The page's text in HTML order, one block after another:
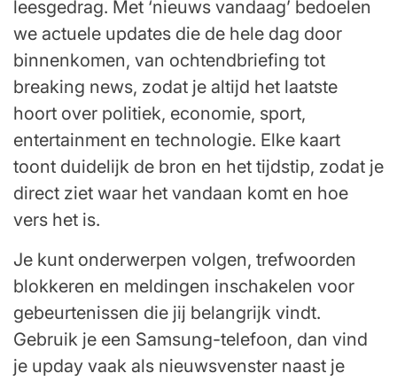
leesgedrag. Met ‘nieuws vandaag’ bedoelen
we actuele updates die de hele dag door
binnenkomen, van ochtendbriefing tot
breaking news, zodat je altijd het laatste
hoort over politiek, economie, sport,
entertainment en technologie. Elke kaart
toont duidelijk de bron en het tijdstip, zodat je
direct ziet waar het vandaan komt en hoe
vers het is.
Je kunt onderwerpen volgen, trefwoorden
blokkeren en meldingen inschakelen voor
gebeurtenissen die jij belangrijk vindt.
Gebruik je een Samsung-telefoon, dan vind
je upday vaak als nieuwsvenster naast je